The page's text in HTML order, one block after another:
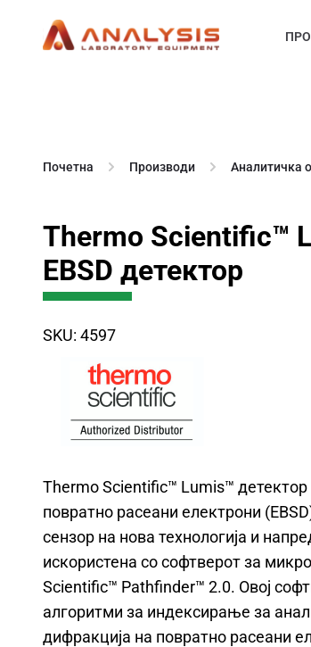
Почетна Производи Аналитичка
Thermo Scientific™
EBSD детектор
SKU: 4597
Thermo Scientific™ Lumis™ детектор
повратно расеани електрони
сензор на нова технологија и
искористена со софтверот за
Scientific™ Pathfinder™ 2.0. Овој
алгоритми за индексирање за
дифракција на повратно расеани